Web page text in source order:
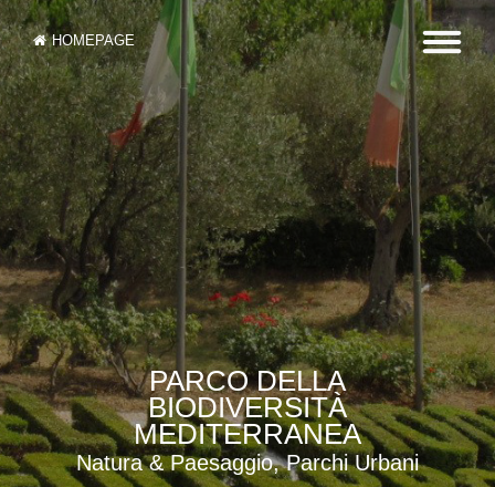
HOMEPAGE
PARCO DELLA
BIODIVERSITÀ
MEDITERRANEA
Natura & Paesaggio, Parchi Urbani